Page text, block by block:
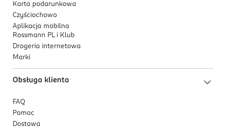
Karta podarunkowa
Czyściochowo
Aplikacja mobilna
Rossmann PL i Klub
Drogeria internetowa
Marki
Obsługa klienta
FAQ
Pomoc
Dostawa